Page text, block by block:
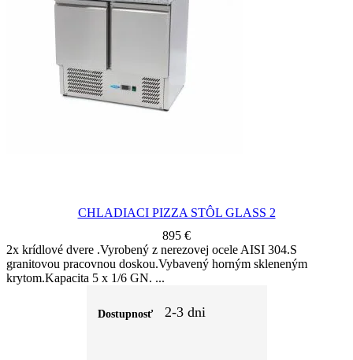
CHLADIACI PIZZA STÔL GLASS 2
895 €
2x krídlové dvere .Vyrobený z nerezovej ocele AISI 304.S
granitovou pracovnou doskou.Vybavený horným skleneným
krytom.Kapacita 5 x 1/6 GN.
Dostupnosť 2-3 dni